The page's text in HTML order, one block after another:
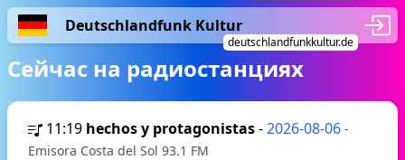
Deutschlandfunk Kultur
deutschlandfunkkultur.de
Сейчас на радиостанциях
11:19 hechos y protagonistas-2026-08-06 -
Emisora Costa del Sol 93.1 FM